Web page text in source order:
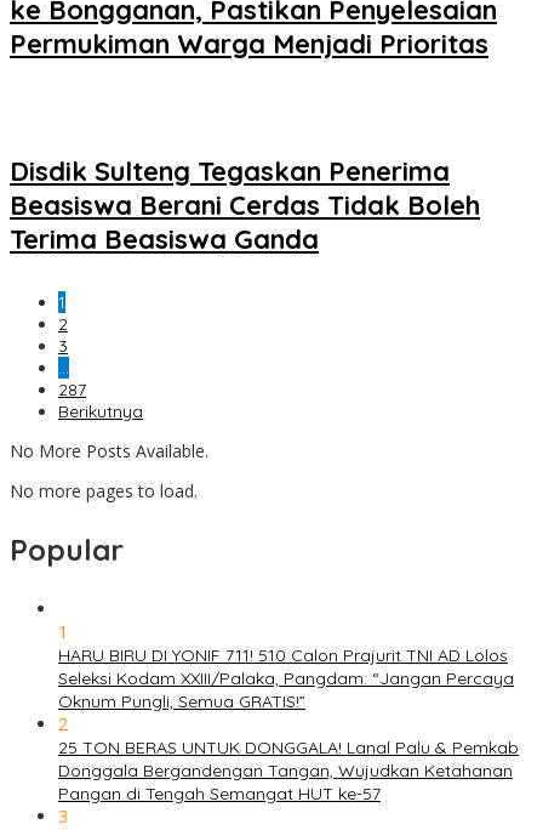
ke Bongganan, Pastikan Penyelesaian
Permukiman Warga Menjadi Prioritas
Disdik Sulteng Tegaskan Penerima
Beasiswa Berani Cerdas Tidak Boleh
Terima Beasiswa Ganda
1
2
3
…
287
Berikutnya
No More Posts Available.
No more pages to load.
Popular
1
HARU BIRU DI YONIF 711! 510 Calon Prajurit TNI AD Lolos
Seleksi Kodam XXIII/Palaka, Pangdam: “Jangan Percaya
Oknum Pungli, Semua GRATIS!”
2
25 TON BERAS UNTUK DONGGALA! Lanal Palu & Pemkab
Donggala Bergandengan Tangan, Wujudkan Ketahanan
Pangan di Tengah Semangat HUT ke-57
3